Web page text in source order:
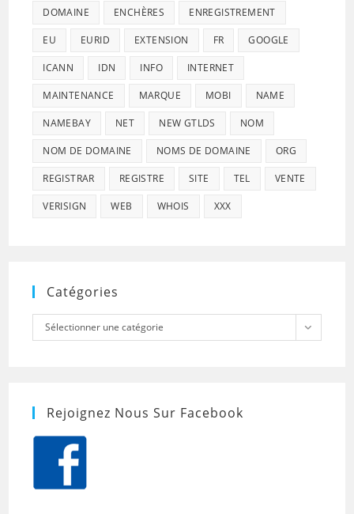
DOMAINE ENCHÈRES ENREGISTREMENT
EU EURID EXTENSION FR GOOGLE
ICANN IDN INFO INTERNET
MAINTENANCE MARQUE MOBI NAME
NAMEBAY NET NEW GTLDS NOM
NOM DE DOMAINE NOMS DE DOMAINE ORG
REGISTRAR REGISTRE SITE TEL VENTE
VERISIGN WEB WHOIS XXX
Catégories
Catégories
Sélectionner une catégorie
Rejoignez Nous Sur Facebook